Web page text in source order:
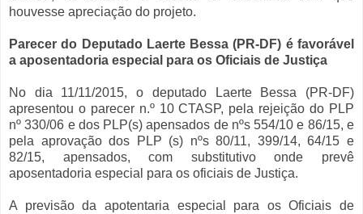
houvesse apreciação do projeto.
Parecer do Deputado Laerte Bessa (PR-DF) é favorável
a aposentadoria especial para os Oficiais de Justiça
No dia 11/11/2015, o deputado Laerte Bessa (PR-DF)
apresentou o parecer n.º 10 CTASP, pela rejeição do PLP
nº 330/06 e dos PLP(s) apensados de nºs 554/10 e 86/15, e
pela aprovação dos PLP (s) nºs 80/11, 399/14, 64/15 e
82/15, apensados, com substitutivo onde prevê
aposentadoria especial para os oficiais de Justiça.
A previsão da apotentaria especial para os Oficiais de